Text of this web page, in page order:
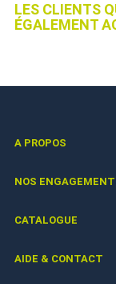
LES CLIENTS
ÉGALEMENT
A PROPOS
NOS
CATALOGUE
AIDE & CONTACT